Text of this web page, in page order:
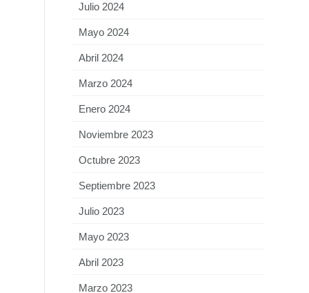
Julio 2024
Mayo 2024
Abril 2024
Marzo 2024
Enero 2024
Noviembre 2023
Octubre 2023
Septiembre 2023
Julio 2023
Mayo 2023
Abril 2023
Marzo 2023